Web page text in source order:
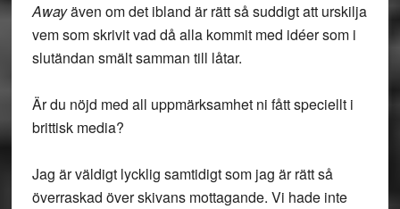
Awayäven om det ibland är rätt så suddigt att urskilja
vem som skrivit vad då alla kommit med idéer som i
slutändan smält samman till låtar.
Är du nöjd med all uppmärksamhet ni fått speciellt i
brittisk media?
Jag är väldigt lycklig samtidigt som jag är rätt så
överraskad över skivans mottagande. Vi hade inte